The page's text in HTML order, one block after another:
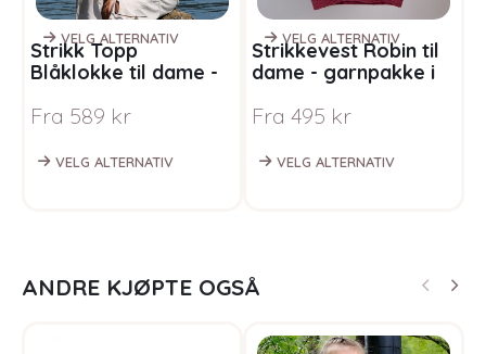
VELG ALTERNATIV
Strikk Topp
Blåklokke til dame -
Soft Merino Ull
Fra 589 kr
VELG ALTERNATIV
VELG ALTERNATIV
Strikkevest Robin til
dame - garnpakke i
Fra 495 kr
VELG ALTERNATIV
ANDRE KJØPTE OGSÅ